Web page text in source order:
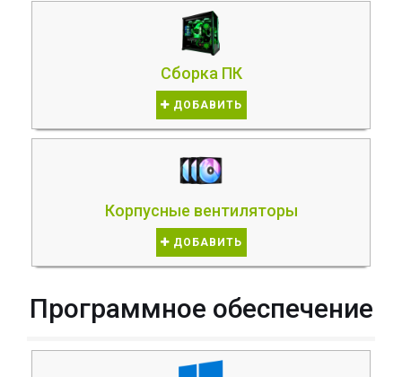
Сборка ПК
ДОБАВИТЬ
Корпусные вентиляторы
ДОБАВИТЬ
Программное обеспечение